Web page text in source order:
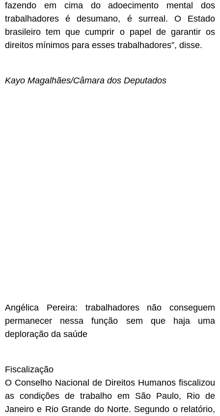
fazendo em cima do adoecimento mental dos
trabalhadores é desumano, é surreal. O Estado
brasileiro tem que cumprir o papel de garantir os
direitos mínimos para esses trabalhadores”, disse.
Kayo Magalhães/Câmara dos Deputados
Angélica Pereira: trabalhadores não conseguem
permanecer nessa função sem que haja uma
deploração da saúde
Fiscalização
O Conselho Nacional de Direitos Humanos fiscalizou
as condições de trabalho em São Paulo, Rio de
Janeiro e Rio Grande do Norte. Segundo o relatório,